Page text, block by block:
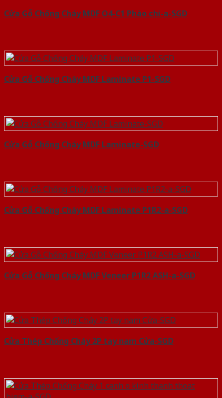
Cửa Gỗ Chống Cháy MDF O4-C1 Phào chi-a-SGD
Cửa Gỗ Chống Cháy MDF Laminate P1-SGD
Cửa Gỗ Chống Cháy MDF Laminate-SGD
Cửa Gỗ Chống Cháy MDF Laminate P1R2-a-SGD
Cửa Gỗ Chống Cháy MDF Veneer P1R2 ASH-a-SGD
Cửa Thép Chống Cháy 2P tay nam Cửa-SGD